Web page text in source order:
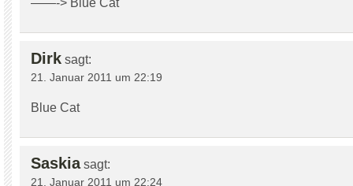
——-> Blue Cat
Dirk sagt:
21. Januar 2011 um 22:19
Blue Cat
Saskia sagt:
21. Januar 2011 um 22:24